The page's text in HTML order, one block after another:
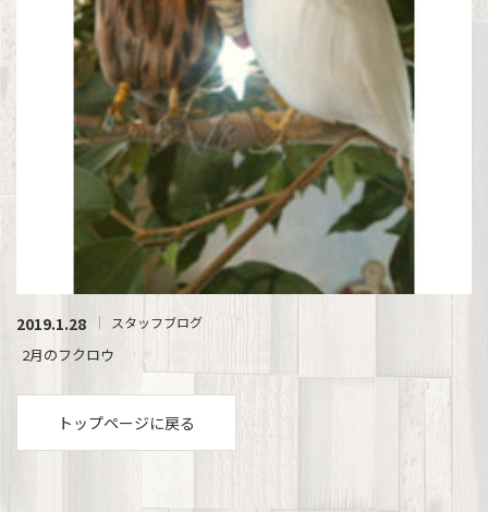
2019.1.28 スタッフブログ
2月のフクロウ
トップページに戻る